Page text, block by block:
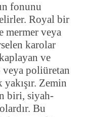
fonunu
Royal bir
mermer veya
karolar
ve
veya poliüretan
Zemin
biri, siyah-
Bu